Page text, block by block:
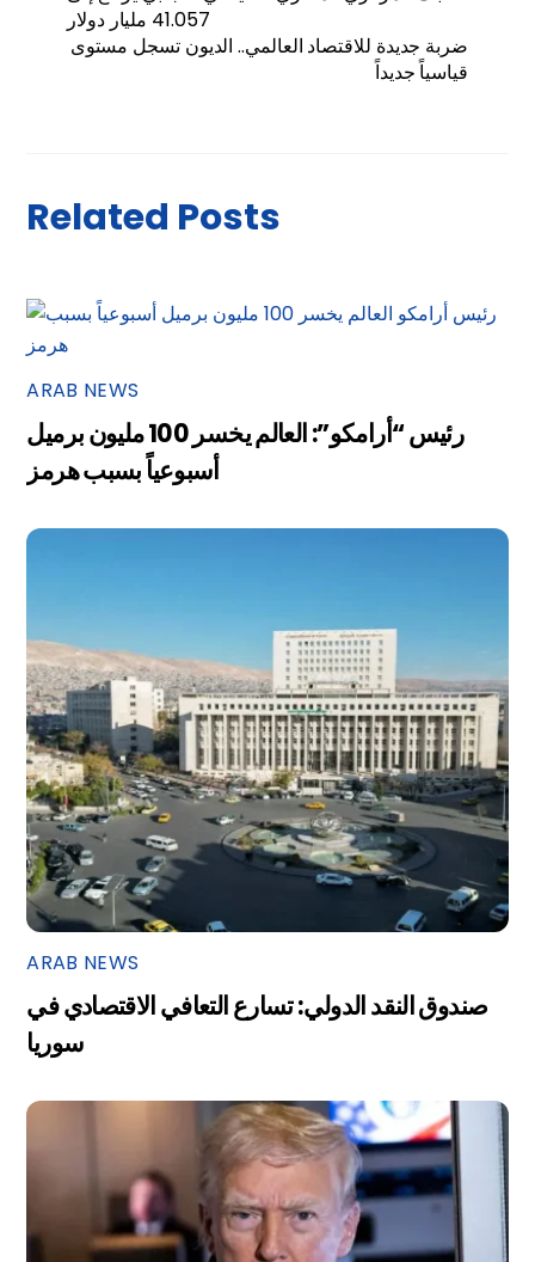
41.057 مليار دولار
ضربة جديدة للاقتصاد العالمي.. الديون تسجل مستوى
قياسياً جديداً
Related Posts
ARAB NEWS
رئيس “أرامكو”: العالم يخسر 100 مليون برميل
أسبوعياً بسبب هرمز
ARAB NEWS
صندوق النقد الدولي: تسارع التعافي الاقتصادي في
سوريا